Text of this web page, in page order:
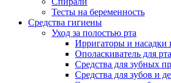
Тесты на беременность
Средства гигиены
Уход за полостью рта
Ирригаторы и насадки
Ополаскиватель для рта
Средства для зубных
Средства для зубов и